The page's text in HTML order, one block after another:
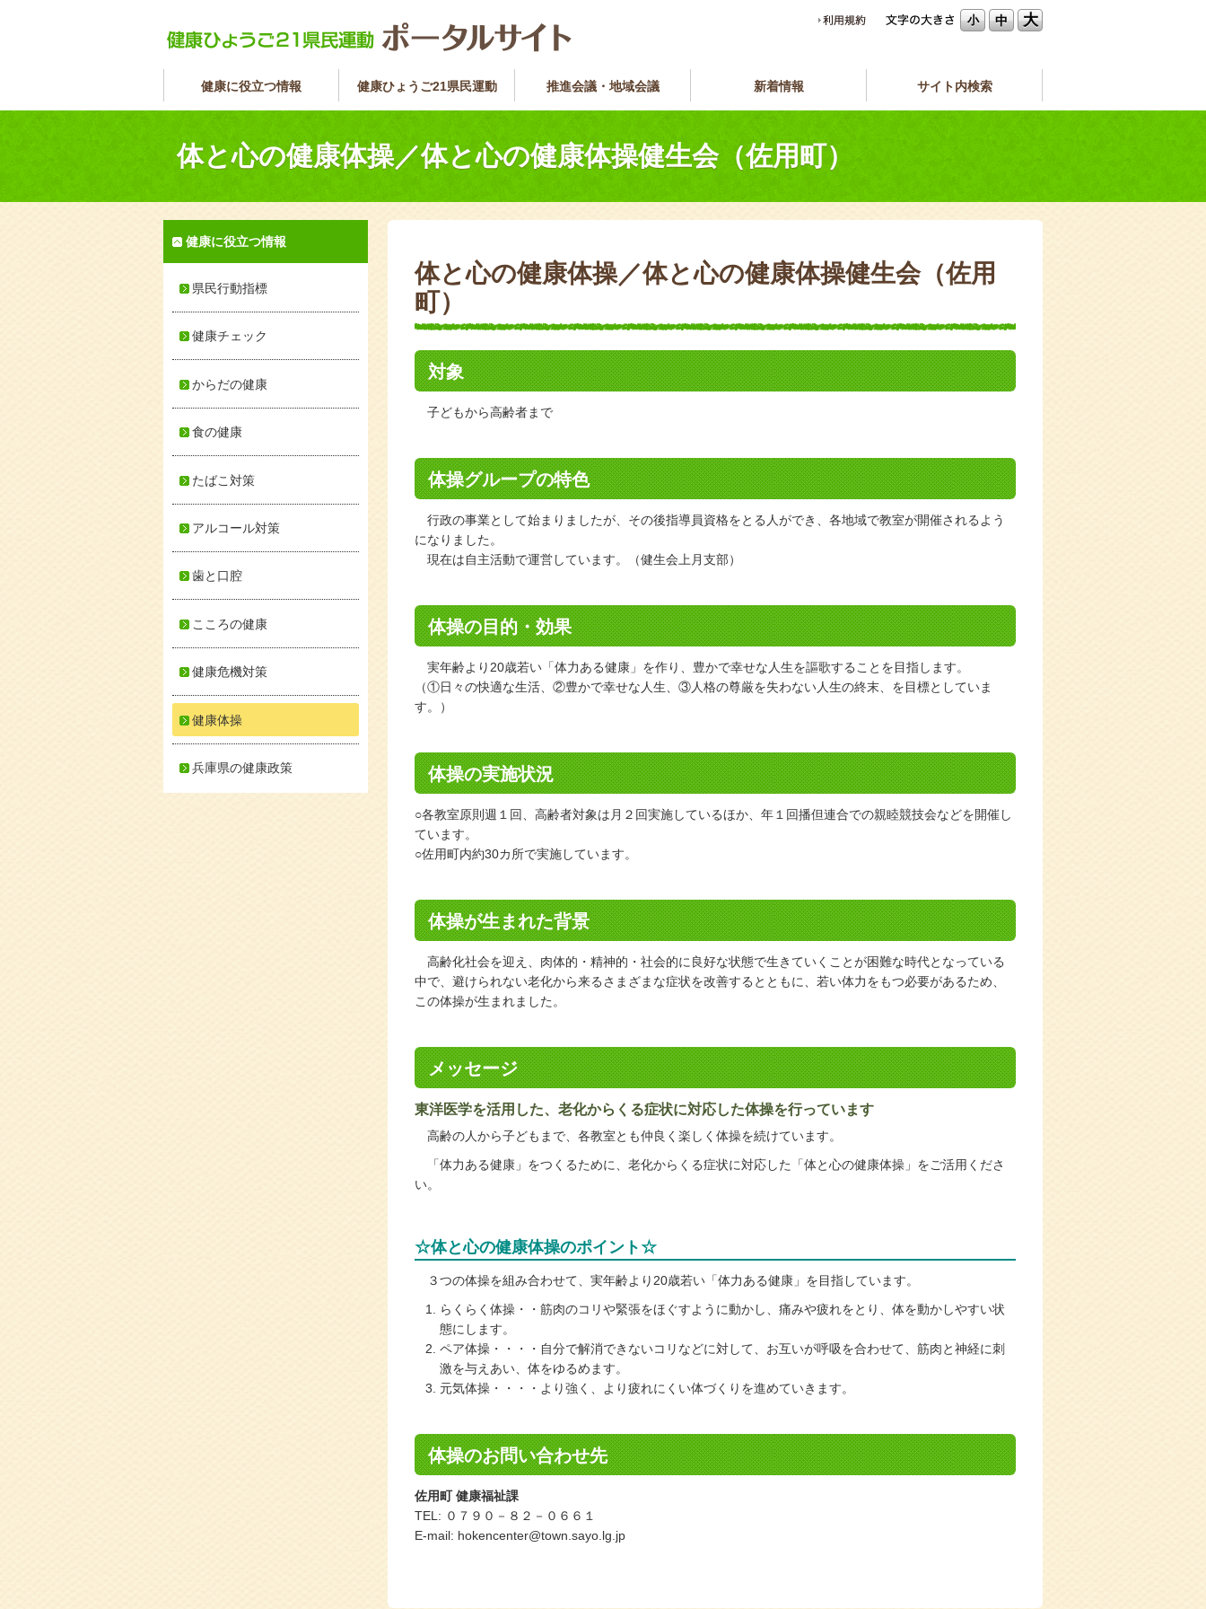
小 中 大
健康に役立つ情報 健康ひょうご21県民運動 推進会議・地域会議 新着情報 サイト内検索
体と心の健康体操／体と心の健康体操健生会（佐用町）
体と心の健康体操／体と心の健康体操健生会（佐用
町）
対象
子どもから高齢者まで
体操グループの特色
行政の事業として始まりましたが、その後指導員資格をとる人ができ、各地域で教室が開催されるよう
になりました。
現在は自主活動で運営しています。（健生会上月支部）
体操の目的・効果
実年齢より20歳若い「体力ある健康」を作り、豊かで幸せな人生を謳歌することを目指します。
（①日々の快適な生活、②豊かで幸せな人生、③人格の尊厳を失わない人生の終末、を目標としていま
す。）
体操の実施状況
○各教室原則週１回、高齢者対象は月２回実施しているほか、年１回播但連合での親睦競技会などを開催し
ています。
○佐用町内約30カ所で実施しています。
体操が生まれた背景
高齢化社会を迎え、肉体的・精神的・社会的に良好な状態で生きていくことが困難な時代となっている
中で、避けられない老化から来るさまざまな症状を改善するとともに、若い体力をもつ必要があるため、
この体操が生まれました。
メッセージ
東洋医学を活用した、老化からくる症状に対応した体操を行っています
高齢の人から子どもまで、各教室とも仲良く楽しく体操を続けています。
「体力ある健康」をつくるために、老化からくる症状に対応した「体と心の健康体操」をご活用くださ
い。
☆体と心の健康体操のポイント☆
３つの体操を組み合わせて、実年齢より 20歳若い「体力ある健康」を目指しています。
らくらく体操・・筋肉のコリや緊張をほぐすように動かし、痛みや疲れをとり、体を動かしやすい状
態にします。
ペア体操・・・・自分で解消できないコリなどに対して、お互いが呼吸を合わせて、筋肉と神経に刺
激を与えあい、体をゆるめます。
元気体操・・・・より強く、より疲れにくい体づくりを進めていきます。
体操のお問い合わせ先
佐用町 健康福祉課
TEL: ０７９０－８２－０６６１
E-mail: hokencenter@town.sayo.lg.jp
健康に役立つ情報
県民行動指標
健康チェック
からだの健康
食の健康
たばこ対策
アルコール対策
歯と口腔
こころの健康
健康危機対策
健康体操
兵庫県の健康政策